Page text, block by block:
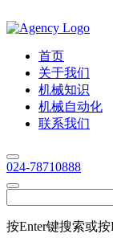
首页
关于我们
机械知识
机械自动化
联系我们
024-78710888
按Enter键搜索或